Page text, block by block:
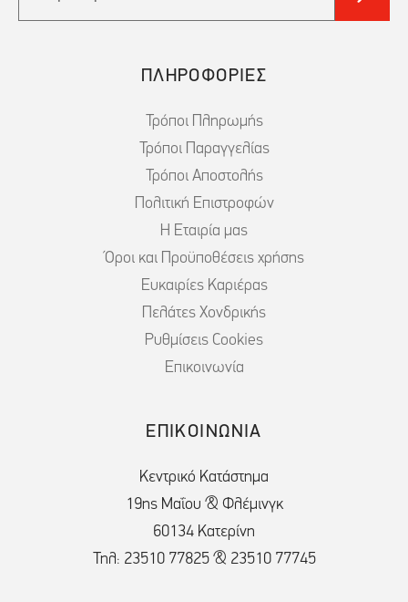
ΠΛΗΡΟΦΟΡΙΕΣ
Τρόποι Πληρωμής
Τρόποι Παραγγελίας
Τρόποι Αποστολής
Πολιτική Επιστροφών
Η Εταιρία μας
Όροι και Προϋποθέσεις χρήσης
Ευκαιρίες Καριέρας
Πελάτες Χονδρικής
Ρυθμίσεις Cookies
Επικοινωνία
ΕΠΙΚΟΙΝΩΝΙΑ
Κεντρικό Κατάστημα
19ης Μαΐου & Φλέμινγκ
60134 Κατερίνη
Τηλ: 23510 77825 & 23510 77745